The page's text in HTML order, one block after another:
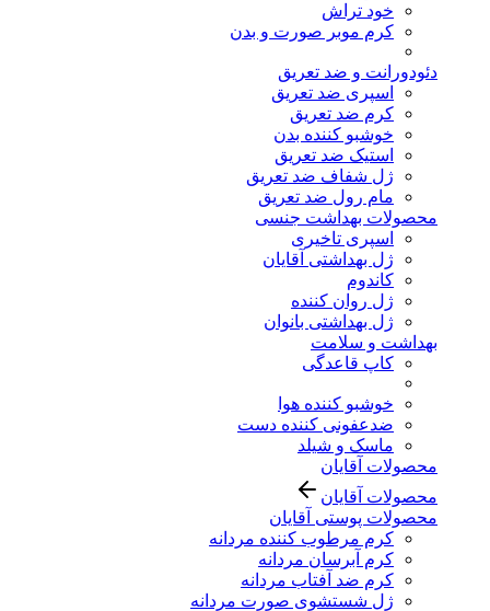
خود تراش
کرم موبر صورت و بدن
دئودورانت و ضد تعریق
اسپری ضد تعریق
کرم ضد تعریق
خوشبو کننده بدن
استیک ضد تعریق
ژل شفاف ضد تعریق
مام رول ضد تعریق
محصولات بهداشت جنسی
اسپری تاخیری
ژل بهداشتی آقایان
کاندوم
ژل روان کننده
ژل بهداشتی بانوان
بهداشت و سلامت
کاپ قاعدگی
خوشبو کننده هوا
ضدعفونی کننده دست
ماسک و شیلد
محصولات آقایان
محصولات آقایان
محصولات پوستی آقایان
کرم مرطوب کننده مردانه
کرم آبرسان مردانه
کرم ضد آفتاب مردانه
ژل شستشوی صورت مردانه